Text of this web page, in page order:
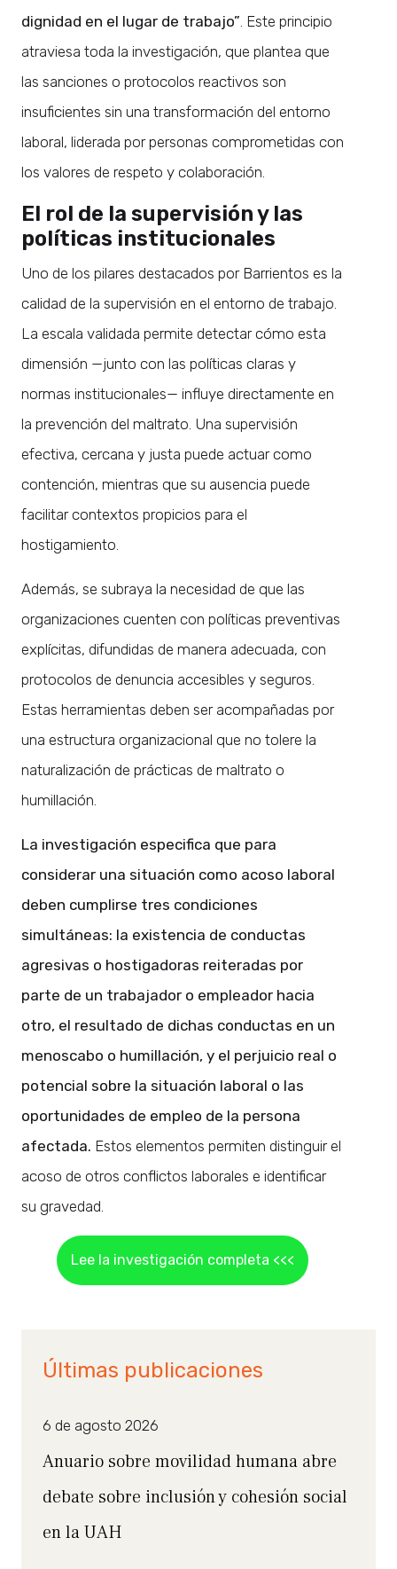
dignidad en el lugar de trabajo” . Este principio
atraviesa toda la investigación, que plantea que
las sanciones o protocolos reactivos son
insuficientes sin una transformación del entorno
laboral, liderada por personas comprometidas con
los valores de respeto y colaboración.
El rol de la supervisión y las
políticas institucionales
Uno de los pilares destacados por Barrientos es la
calidad de la supervisión en el entorno de trabajo.
La escala validada permite detectar cómo esta
dimensión —junto con las políticas claras y
normas institucionales— influye directamente en
la prevención del maltrato. Una supervisión
efectiva, cercana y justa puede actuar como
contención, mientras que su ausencia puede
facilitar contextos propicios para el
hostigamiento.
Además, se subraya la necesidad de que las
organizaciones cuenten con políticas preventivas
explícitas, difundidas de manera adecuada, con
protocolos de denuncia accesibles y seguros.
Estas herramientas deben ser acompañadas por
una estructura organizacional que no tolere la
naturalización de prácticas de maltrato o
humillación.
La investigación especifica que para
considerar una situación como acoso laboral
deben cumplirse tres condiciones
simultáneas: la existencia de conductas
agresivas o hostigadoras reiteradas por
parte de un trabajador o empleador hacia
otro, el resultado de dichas conductas en un
menoscabo o humillación, y el perjuicio real o
potencial sobre la situación laboral o las
oportunidades de empleo de la persona
afectada. Estos elementos permiten distinguir el
acoso de otros conflictos laborales e identificar
su gravedad.
Lee la investigación completa <<<
Últimas publicaciones
6 de agosto 2026
Anuario sobre movilidad humana abre
debate sobre inclusión y cohesión social
en la UAH